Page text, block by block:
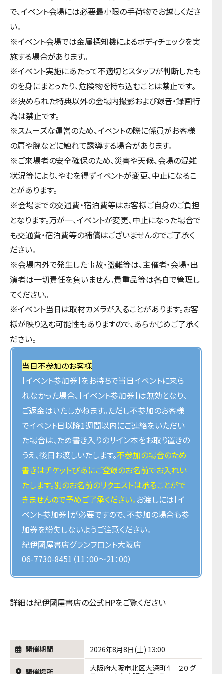
で、イベント会場には必要最小限の手荷物でお越しくださ
い。
※イベント会場では金属探知機によるボディチェックを実
施する場合があります。
※イベント実施にあたって不適切とスタッフが判断したも
のを身にまとったり、危険物を持ち込むことは禁止です。
※決められた特典以外の会場内撮影および録音・録画行
為は禁止です。
※スムーズな運営のため、イベントの際に係員がお客様
の肩や腕などに触れて誘導する場合があります。
※ご来場者の安全確保のため、災害や天候、会場の混雑
状況等により、やむを得ずイベントが変更、中止になるこ
とがあります。
※会場までの交通費・宿泊費等はお客様ご自身のご負担
となります。万が一、イベントが変更、中止になった場合で
も交通費・宿泊費等の補償はございませんのでご了承く
ださい。
※会場内外で発生した事故・盗難等は、主催者・会場・出
演者は一切責任を負いません。貴重品等は各自で管理し
てください。
※イベント当日は取材カメラが入ることがあります。お客
様が映り込む可能性もありますので、あらかじめご了承く
ださい。
当日不参加のお客様
［イベント参加券］をお持ちで当日イベントに来ら
れなかった場合、［イベント参加券］は無効となり、
ご返金はいたしかねます。ただし不参加のお客様
でイベント日以降1週間以内にご連絡をいただい
た場合は、ため書き入りのサイン本をお取り置きの
うえ、後日お渡しいたします。不参加の場合のため
書きはチケットぴあにご登録のお名前でお入れい
たします。別のお名前のリクエストは承ることがで
きませんので予めご了承ください。お渡しには［イ
ベント参加券］が必要ですので、不参加の場合も参
加券を紛失しないようご注意ください。
紀伊國屋書店グランフロント大阪店
06-7730-8451（11：00～21：00）
詳細は紀伊國屋書店の公式HPをご覧ください
開催期間 2026年8月8日(土) 13:00
開催場所
大阪府大阪市北区大深町４－２０グ